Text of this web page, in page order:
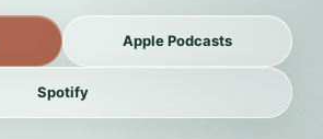
Apple Podcasts
Spotify